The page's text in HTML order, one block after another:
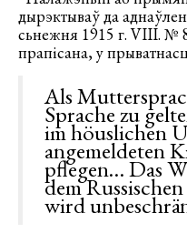
дырэктываў да
сьнежня 1915 г. VIII. №
прапісана, у
Als
Sprache zu
im höuslichen
angemeldeten
pflegen… Das
dem
wird